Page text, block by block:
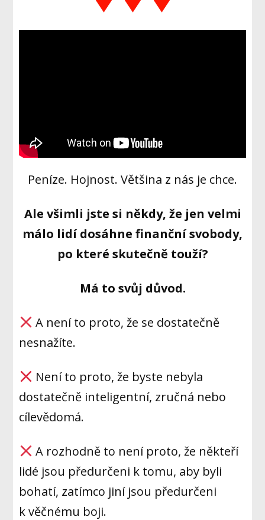
Peníze. Hojnost. Většina z nás je chce.
Ale všimli jste si někdy, že jen velmi
málo lidí dosáhne finanční svobody,
po které skutečně touží?
Má to svůj důvod.
A není to proto, že se dostatečně
nesnažíte.
Není to proto, že byste nebyla
dostatečně inteligentní, zručná nebo
cílevědomá.
A rozhodně to není proto, že někteří
lidé jsou předurčeni k tomu, aby byli
bohatí, zatímco jiní jsou předurčeni
k věčnému boji.